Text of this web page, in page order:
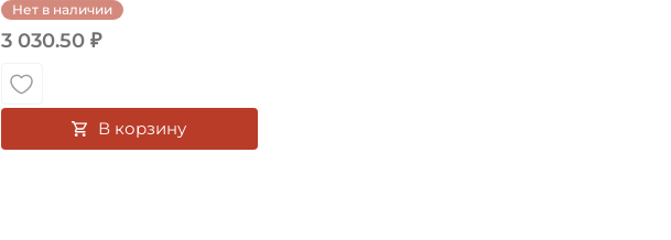
Нет в наличии
3 030.50 ₽
В корзину